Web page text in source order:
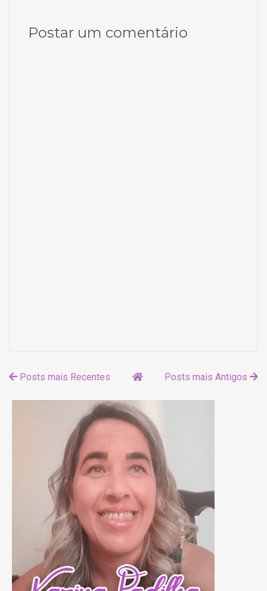
Postar um comentário
Posts mais Recentes Posts mais Antigos